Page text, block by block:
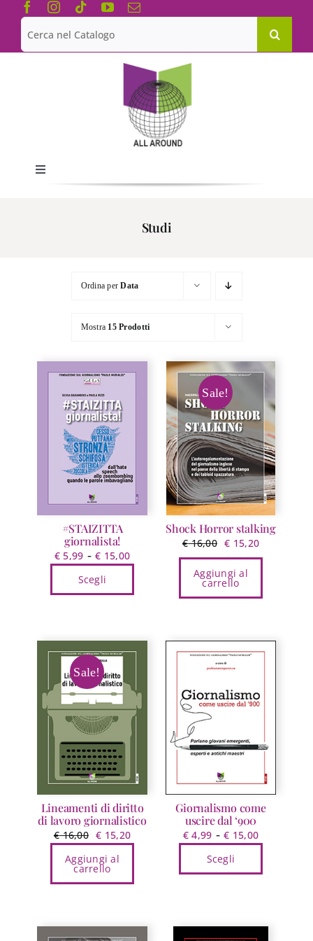
Salta
contenuto
Cerca
per:
Toggle
Navigation
Studi
Ordina perData
Mostra 15 Prodotti
#STAIZITTA
giornalista!
€ 5,99 - € 15,00Fascia
€ 15,00
Scegli
più
varianti.
Le
opzioni
possono
essere
scelte
nella
pagina
del
prodotto
Sale!
Shock Horror stalking
€16,00 Il
prezzo
originale
era:
€ 15,20Il
prezzo
Aggiungi al
carrello
Sale!
Lineamenti di diritto
di lavoro giornalistico
€16,00 Il
originale
era:
€ 15,20Il
è:
Aggiungi al
carrello
Giornalismo come
uscire dal ‘900
€ 4,99 - € 15,00Fascia
€ 15,00
Scegli
più